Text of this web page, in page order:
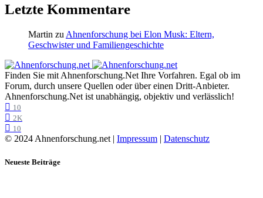
Letzte Kommentare
Martin zuAhnenforschung bei Elon Musk: Eltern,
Geschwister und Familiengeschichte
Finden Sie mit Ahnenforschung.Net Ihre Vorfahren. Egal ob im
Forum, durch unsere Quellen oder über einen Dritt-Anbieter.
Ahnenforschung.Net ist unabhängig, objektiv und verlässlich!
10
2K
10
© 2024 Ahnenforschung.net | Impressum Datenschutz
Neueste Beiträge